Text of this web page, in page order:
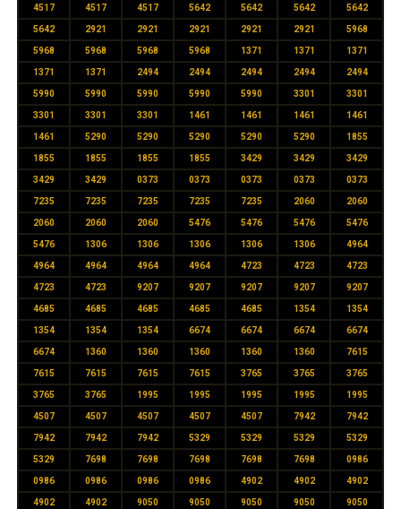
4517 4517 4517 5642 5642 5642 5642
5642 2921 2921 2921 2921 2921 5968
5968 5968 5968 5968 1371 1371 1371
1371 1371 2494 2494 2494 2494 2494
5990 5990 5990 5990 5990 3301 3301
3301 3301 3301 1461 1461 1461 1461
1461 5290 5290 5290 5290 5290 1855
1855 1855 1855 1855 3429 3429 3429
3429 3429 0373 0373 0373 0373 0373
7235 7235 7235 7235 7235 2060 2060
2060 2060 2060 5476 5476 5476 5476
5476 1306 1306 1306 1306 1306 4964
4964 4964 4964 4964 4723 4723 4723
4723 4723 9207 9207 9207 9207 9207
4685 4685 4685 4685 4685 1354 1354
1354 1354 1354 6674 6674 6674 6674
6674 1360 1360 1360 1360 1360 7615
7615 7615 7615 7615 3765 3765 3765
3765 3765 1995 1995 1995 1995 1995
4507 4507 4507 4507 4507 7942 7942
7942 7942 7942 5329 5329 5329 5329
5329 7698 7698 7698 7698 7698 0986
0986 0986 0986 0986 4902 4902 4902
4902 4902 9050 9050 9050 9050 9050